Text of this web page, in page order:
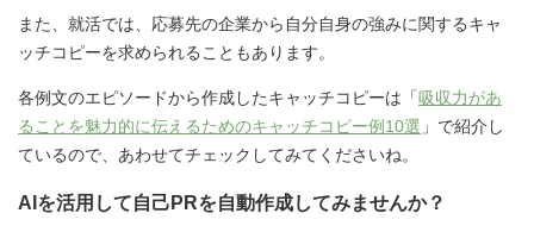
また、就活では、応募先の企業から自分自身の強みに関するキャ
ッチコピーを求められることもあります。
各例文のエピソードから作成したキャッチコピーは「吸収力があ
ることを魅力的に伝えるためのキャッチコピー例10選 」で紹介し
ているので、あわせてチェックしてみてくださいね。
AIを活用して自己PRを自動作成してみませんか？